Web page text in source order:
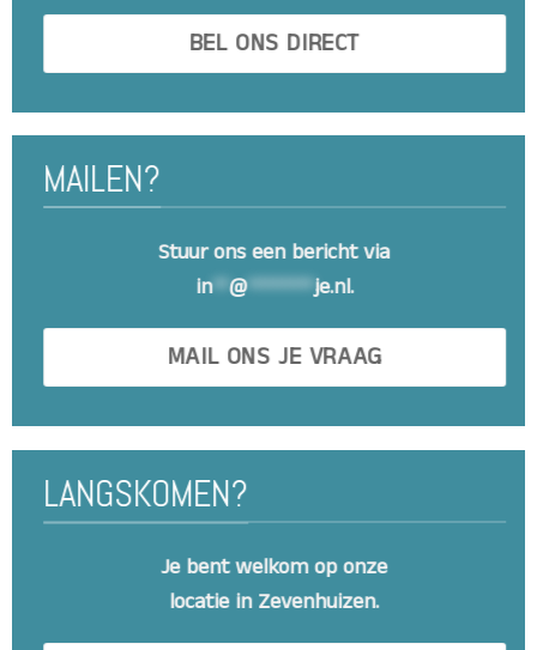
BEL ONS DIRECT
MAILEN?
Stuur ons een bericht via
in**@********je.nl.
MAIL ONS JE VRAAG
LANGSKOMEN?
Je bent welkom op onze
locatie in Zevenhuizen.